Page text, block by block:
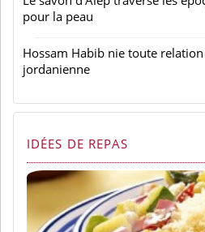
pour la peau
Hossam Habib nie toute
jordanienne
IDÉES DE REPAS